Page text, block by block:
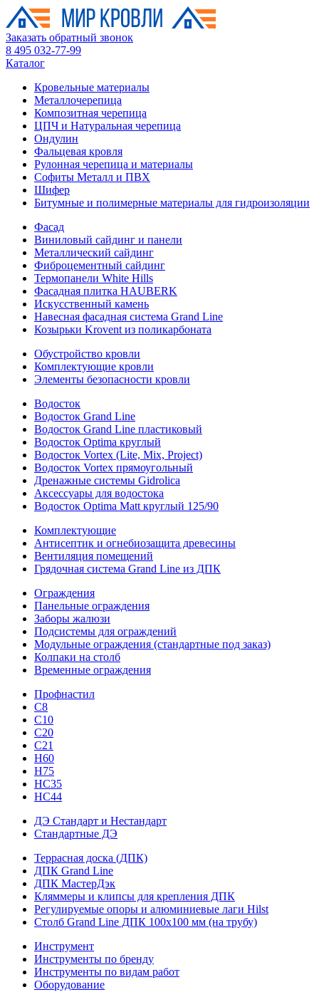
Заказать обратный звонок
8 495 032-77-99
Каталог
Кровельные материалы
Металлочерепица
Композитная черепица
ЦПЧ и Натуральная черепица
Ондулин
Фальцевая кровля
Рулонная черепица и материалы
Софиты Металл и ПВХ
Шифер
Битумные и полимерные материалы для гидроизоляции
Фасад
Виниловый сайдинг и панели
Металлический сайдинг
Фиброцементный сайдинг
Термопанели White Hills
Фасадная плитка HAUBERK
Искусственный камень
Навесная фасадная система Grand Line
Козырьки Krovent из поликарбоната
Обустройство кровли
Комплектующие кровли
Элементы безопасности кровли
Водосток
Водосток Grand Line
Водосток Grand Line пластиковый
Водосток Optima круглый
Водосток Vortex (Lite, Mix, Project)
Водосток Vortex прямоугольный
Дренажные системы Gidrolica
Аксессуары для водостока
Водосток Optima Matt круглый 125/90
Комплектующие
Антисептик и огнебиозащита древесины
Вентиляция помещений
Грядочная система Grand Line из ДПК
Ограждения
Панельные ограждения
Заборы жалюзи
Подсистемы для ограждений
Модульные ограждения (стандартные под заказ)
Колпаки на столб
Временные ограждения
Профнастил
С8
С10
С20
С21
H60
H75
HС35
НС44
ДЭ Стандарт и Нестандарт
Стандартные ДЭ
Террасная доска (ДПК)
ДПК Grand Line
ДПК МастерДэк
Кляммеры и клипсы для крепления ДПК
Регулируемые опоры и алюминиевые лаги Hilst
Столб Grand Line ДПК 100х100 мм (на трубу)
Инструмент
Инструменты по бренду
Инструменты по видам работ
Оборудование